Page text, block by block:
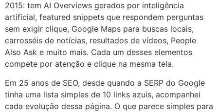
2015: tem AI Overviews gerados por inteligência
artificial, featured snippets que respondem perguntas
sem exigir clique, Google Maps para buscas locais,
carrosséis de notícias, resultados de vídeos, People
Also Ask e muito mais. Cada um desses elementos
compete por atenção e clique na mesma tela.
Em 25 anos de SEO, desde quando a SERP do Google
tinha uma lista simples de 10 links azuis, acompanhei
cada evolução dessa página. O que parece simples para